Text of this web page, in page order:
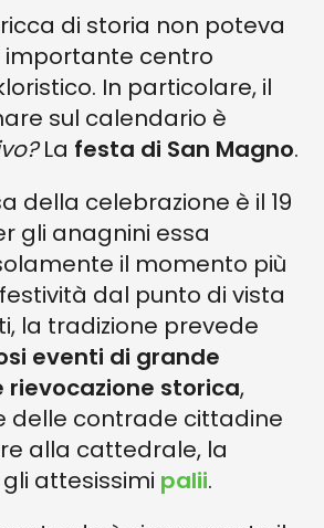
di storia non poteva
importante centro
In particolare, il
sul calendario è
La festa di San Magno.
della celebrazione è il 19
gli anagnini essa
il momento più
dal punto di vista
la tradizione prevede
eventi di grande
rievocazione storica,
delle contrade cittadine
alla cattedrale, la
attesissimi palii.